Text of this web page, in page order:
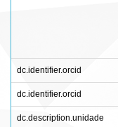
dc.identifier.orcid
dc.identifier.orcid
dc.description.unidade